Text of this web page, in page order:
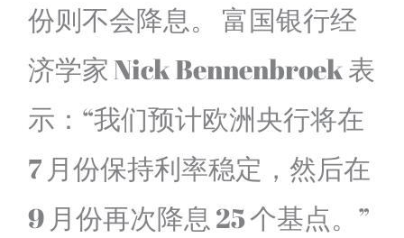
份则不会降息。 富国银行经
济学家 Nick Bennenbroek 表
示：“我们预计欧洲央行将在
7 月份保持利率稳定，然后在
9 月份再次降息 25 个基点。”